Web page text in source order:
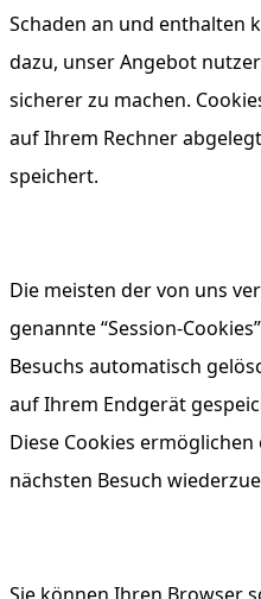
Schaden an und enthalten
dazu, unser Angebot
sicherer zu machen.
auf Ihrem Rechner
speichert.
Die meisten der von uns
genannte “Session-
Besuchs automatisch
auf Ihrem Endgerät
Diese Cookies
nächsten Besuch